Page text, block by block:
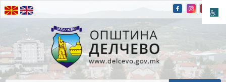
Прескокнете на содржината
Општина Делчево